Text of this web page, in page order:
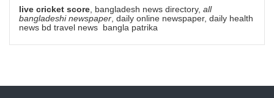
live cricket score , bangladesh news directory, all
bangladeshi newspaper , daily online newspaper, daily health
news bd travel news bangla patrika